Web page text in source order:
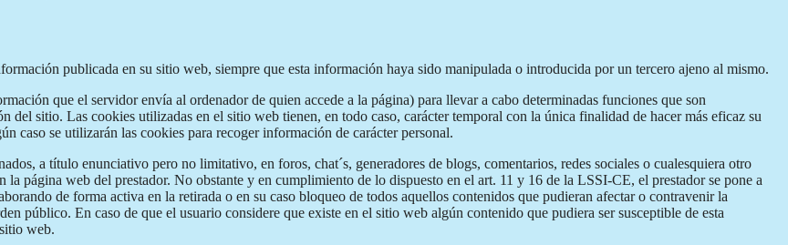
publicada en su sitio web, siempre que esta información haya sido manipulada o introducida por un tercero ajeno al mismo.
que el servidor envía al ordenador de quien accede a la página) para llevar a cabo determinadas funciones que son
sitio. Las cookies utilizadas en el sitio web tienen, en todo caso, carácter temporal con la única finalidad de hacer más eficaz su
caso se utilizarán las cookies para recoger información de carácter personal.
a título enunciativo pero no limitativo, en foros, chat´s, generadores de blogs, comentarios, redes sociales o cualesquiera otro
página web del prestador. No obstante y en cumplimiento de lo dispuesto en el art. 11 y 16 de la LSSI-CE, el prestador se pone a
de forma activa en la retirada o en su caso bloqueo de todos aquellos contenidos que pudieran afectar o contravenir la
público. En caso de que el usuario considere que existe en el sitio web algún contenido que pudiera ser susceptible de esta
web.